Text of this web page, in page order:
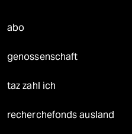
abo
genossenschaft
taz zahl ich
recherchefonds ausland